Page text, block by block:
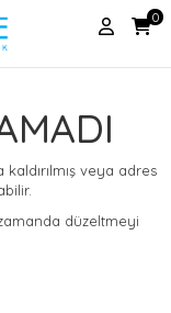
0
kaldırılmış veya adres
düzeltmeyi